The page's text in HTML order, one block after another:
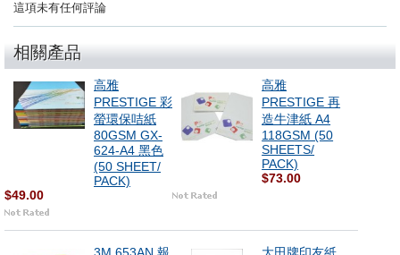
這項未有任何評論
相關產品
高雅
PRESTIGE 彩
螢環保咭紙
80GSM GX-
624-A4 黑色
(50 SHEET/
PACK)
$49.00
高雅
PRESTIGE 再
造牛津紙 A4
118GSM (50
SHEETS/
PACK)
$73.00